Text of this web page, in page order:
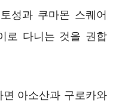
성과 쿠마몬 스퀘어
로 다니는 것을 권합
아소산과 구로카와